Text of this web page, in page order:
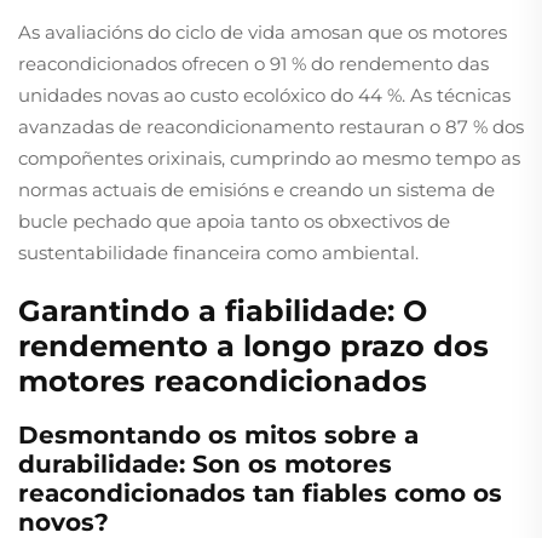
As avaliacións do ciclo de vida amosan que os motores
reacondicionados ofrecen o 91 % do rendemento das
unidades novas ao custo ecolóxico do 44 %. As técnicas
avanzadas de reacondicionamento restauran o 87 % dos
compoñentes orixinais, cumprindo ao mesmo tempo as
normas actuais de emisións e creando un sistema de
bucle pechado que apoia tanto os obxectivos de
sustentabilidade financeira como ambiental.
Garantindo a fiabilidade: O
rendemento a longo prazo dos
motores reacondicionados
Desmontando os mitos sobre a
durabilidade: Son os motores
reacondicionados tan fiables como os
novos?